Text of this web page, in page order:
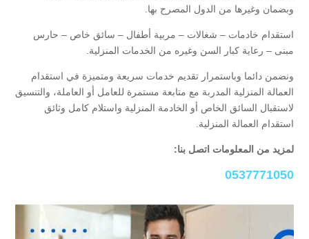
وبضمان وغيرها من الدول المصرح بها.
استقدام خادمات – شغالات – مربية أطفال – سائق خاص – حارس
مبنى – رعاية كبار السن وغيره من الخدمات المنزلية.
ونضمن دائما وباستمرار تقديم خدمات سريعة ومتميزة في استقدام
العمالة المنزلية المدربة مع متابعة مستمرة للعامل أو العاملة، والتنسيق
لاستقبال السائق الخاص أو الخادمة المنزلية واستلام كامل وثائق
استقدام العمالة المنزلية.
لمزيد من المعلومات اتصل بنا:
0537771050